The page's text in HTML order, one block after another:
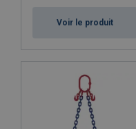
Voir le produit